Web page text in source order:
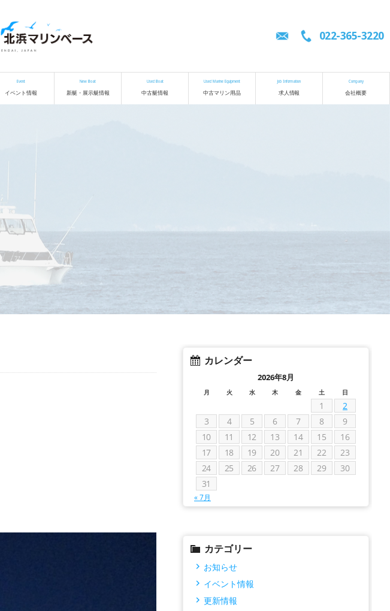
022-365-3220
Event
イベント情報
New Boat
新艇・展示艇情報
Used Boat
中古艇情報
Used Marine Equipment
中古マリン用品
Job Information
求人情報
Company
会社概要
カレンダー
2026年8月
月 火 水 木 金 土 日
1
2
3
4 5 6 7 8
9
10
11 12 13 14 15
16
17
18 19 20 21 22
23
24
25 26 27 28 29
30
31
« 7月
カテゴリー
お知らせ
イベント情報
更新情報